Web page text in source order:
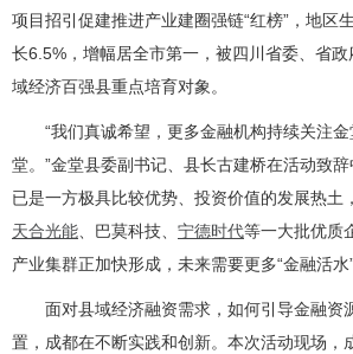
项目招引促建推进产业建圈强链“红榜”，地区
长6.5%，增幅居全市第一，被四川省委、省
域经济百强县重点培育对象。
“我们真诚希望，更多金融机构持续关注
堂。”金堂县委副书记、县长古建桥在活动致辞
已是一方极具比较优势、投资价值的发展热土
天合光能、巴莫科技、 宁德时代等一大批优质
产业集群正加快形成，未来需要更多“金融活水”
面对县域经济融资需求，如何引导金融资
置，成都在不断实践和创新。本次活动现场，